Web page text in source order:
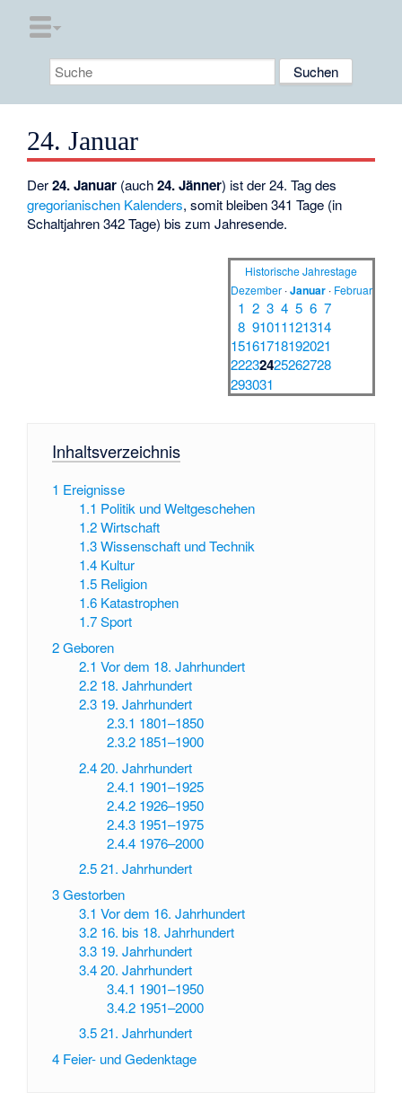
24. Januar
Der24. Januar (auch24. Jänner) ist der 24. Tag des
gregorianischen Kalenders, somit bleiben 341 Tage (in
Schaltjahren 342 Tage) bis zum Jahresende.
Historische Jahrestage
Dezember·Januar· Februar
1 2 3 4 5 6 7
8 91011121314
15161718192021
22232425262728
293031
Inhaltsverzeichnis
1 Ereignisse
1.1 Politik und Weltgeschehen
1.2 Wirtschaft
1.3 Wissenschaft und Technik
1.4 Kultur
1.5 Religion
1.6 Katastrophen
1.7 Sport
2Geboren
2.1 Vor dem 18. Jahrhundert
2.2 18. Jahrhundert
2.3 19. Jahrhundert
2.3.1 1801–1850
2.3.2 1851–1900
2.4 20. Jahrhundert
2.4.1 1901–1925
2.4.2 1926–1950
2.4.3 1951–1975
2.4.4 1976–2000
2.5 21. Jahrhundert
3Gestorben
3.1 Vor dem 16. Jahrhundert
3.2 16. bis 18. Jahrhundert
3.3 19. Jahrhundert
3.4 20. Jahrhundert
3.4.1 1901–1950
3.4.2 1951–2000
3.5 21. Jahrhundert
4 Feier- und Gedenktage